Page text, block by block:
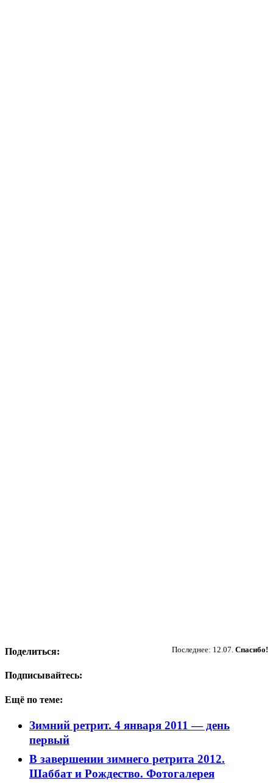
Последнее: 12.07. Спасибо!
Поделиться:
Подписывайтесь:
Ещё по теме:
Зимний ретрит. 4 января 2011 — день
первый
В завершении зимнего ретрита 2012.
Шаббат и Рождество. Фотогалерея